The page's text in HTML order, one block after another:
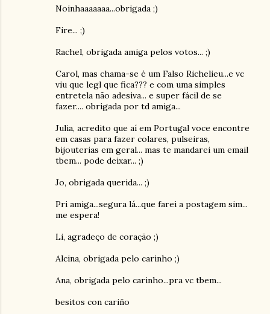
Noinhaaaaaaa...obrigada ;)
Fire... ;)
Rachel, obrigada amiga pelos votos... ;)
Carol, mas chama-se é um Falso Richelieu...e vc
viu que legl que fica??? e com uma simples
entretela não adesiva... e super fácil de se
fazer.... obrigada por td amiga...
Julia, acredito que aí em Portugal voce encontre
em casas para fazer colares, pulseiras,
bijouterias em geral... mas te mandarei um email
tbem... pode deixar... ;)
Jo, obrigada querida... ;)
Pri amiga...segura lá...que farei a postagem sim...
me espera!
Li, agradeço de coração ;)
Alcina, obrigada pelo carinho ;)
Ana, obrigada pelo carinho...pra vc tbem...
besitos con cariño